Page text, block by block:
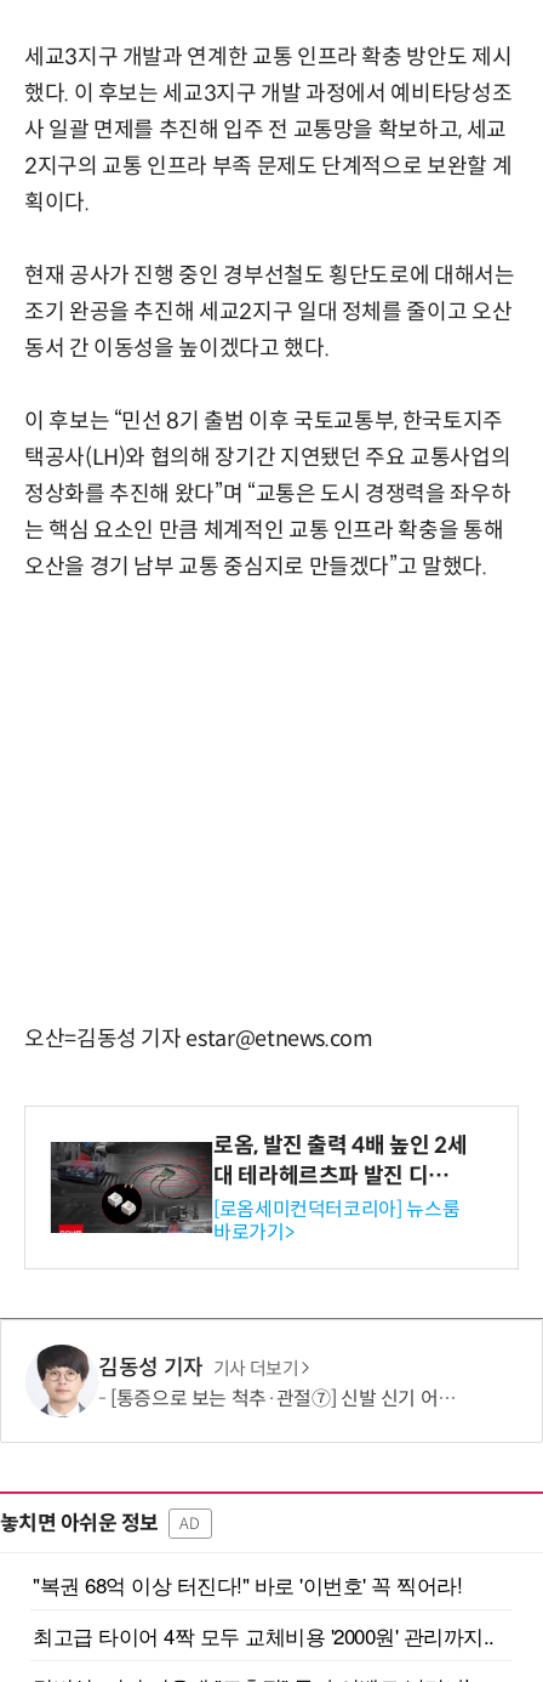
세교3지구 개발과 연계한 교통 인프라 확충 방안도 제시
했다. 이 후보는 세교3지구 개발 과정에서 예비타당성조
사 일괄 면제를 추진해 입주 전 교통망을 확보하고, 세교
2지구의 교통 인프라 부족 문제도 단계적으로 보완할 계
획이다.
현재 공사가 진행 중인 경부선철도 횡단도로에 대해서는
조기 완공을 추진해 세교2지구 일대 정체를 줄이고 오산
동서 간 이동성을 높이겠다고 했다.
이 후보는 “민선 8기 출범 이후 국토교통부, 한국토지주
택공사(LH)와 협의해 장기간 지연됐던 주요 교통사업의
정상화를 추진해 왔다”며 “교통은 도시 경쟁력을 좌우하
는 핵심 요소인 만큼 체계적인 교통 인프라 확충을 통해
오산을 경기 남부 교통 중심지로 만들겠다”고 말했다.
오산=김동성 기자 estar@etnews.com
로옴, 발진 출력 4배 높인 2세
대 테라헤르츠파 발진 디바이
스 개발
[로옴세미컨덕터코리아] 뉴스룸
바로가기>
김동성 기자 기사 더보기
[통증으로 보는 척추·관절⑦] 신발 신기 어려운 골반 통증…고관절 질환 의심
놓치면 아쉬운 정보 AD